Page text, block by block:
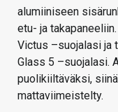
alumiiniseen
etu- ja
Victus –suojalasi ja
Glass 5 –suojalasi.
puolikiiltäväksi,
mattaviimeistelty.